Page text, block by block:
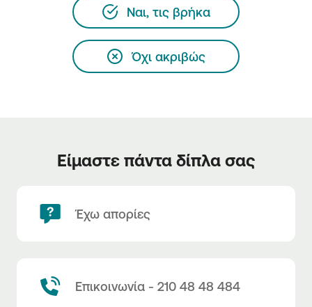
Ναι, τις βρήκα
Όχι ακριβώς
Είμαστε πάντα δίπλα σας
Έχω απορίες
Επικοινωνία - 210 48 48 484